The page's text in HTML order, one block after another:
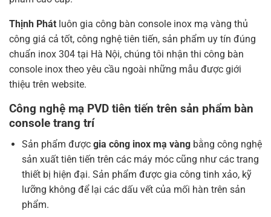
Thịnh Phát luôn gia công bàn console inox mạ vàng thủ
công giá cả tốt, công nghệ tiên tiến, sản phẩm uy tín đúng
chuẩn inox 304 tại Hà Nội, chúng tôi nhận thi công bàn
console inox theo yêu cầu ngoài những mẫu được giới
thiệu trên website.
Công nghệ mạ PVD tiên tiến trên sản phẩm bàn
console trang trí
Sản phẩm được gia công inox mạ vàngbằng công nghệ
sản xuất tiên tiến trên các máy móc cũng như các trang
thiết bị hiện đại. Sản phẩm được gia công tinh xảo, kỹ
lưỡng không để lại các dấu vết của mối hàn trên sản
phẩm.